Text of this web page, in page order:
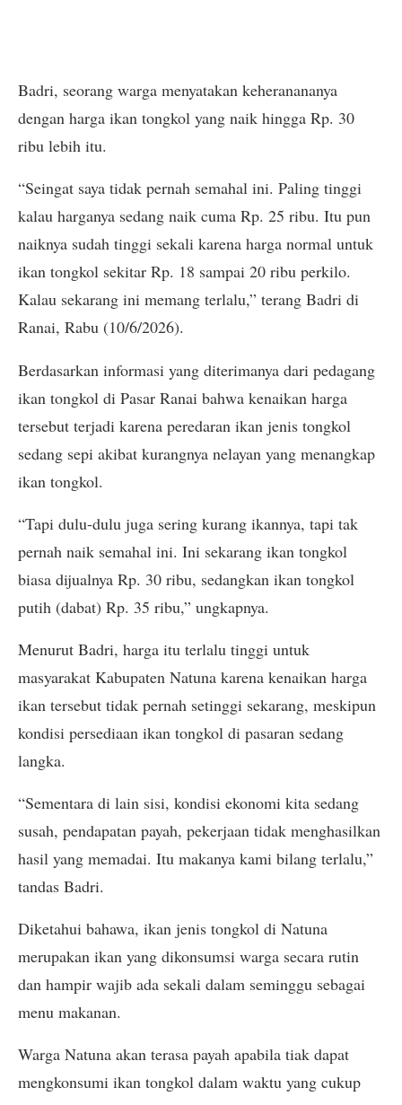
Badri, seorang warga menyatakan keheranananya
dengan harga ikan tongkol yang naik hingga Rp. 30
ribu lebih itu.
“Seingat saya tidak pernah semahal ini. Paling tinggi
kalau harganya sedang naik cuma Rp. 25 ribu. Itu pun
naiknya sudah tinggi sekali karena harga normal untuk
ikan tongkol sekitar Rp. 18 sampai 20 ribu perkilo.
Kalau sekarang ini memang terlalu,” terang Badri di
Ranai, Rabu (10/6/2026).
Berdasarkan informasi yang diterimanya dari pedagang
ikan tongkol di Pasar Ranai bahwa kenaikan harga
tersebut terjadi karena peredaran ikan jenis tongkol
sedang sepi akibat kurangnya nelayan yang menangkap
ikan tongkol.
“Tapi dulu-dulu juga sering kurang ikannya, tapi tak
pernah naik semahal ini. Ini sekarang ikan tongkol
biasa dijualnya Rp. 30 ribu, sedangkan ikan tongkol
putih (dabat) Rp. 35 ribu,” ungkapnya.
Menurut Badri, harga itu terlalu tinggi untuk
masyarakat Kabupaten Natuna karena kenaikan harga
ikan tersebut tidak pernah setinggi sekarang, meskipun
kondisi persediaan ikan tongkol di pasaran sedang
langka.
“Sementara di lain sisi, kondisi ekonomi kita sedang
susah, pendapatan payah, pekerjaan tidak menghasilkan
hasil yang memadai. Itu makanya kami bilang terlalu,”
tandas Badri.
Diketahui bahawa, ikan jenis tongkol di Natuna
merupakan ikan yang dikonsumsi warga secara rutin
dan hampir wajib ada sekali dalam seminggu sebagai
menu makanan.
Warga Natuna akan terasa payah apabila tiak dapat
mengkonsumi ikan tongkol dalam waktu yang cukup